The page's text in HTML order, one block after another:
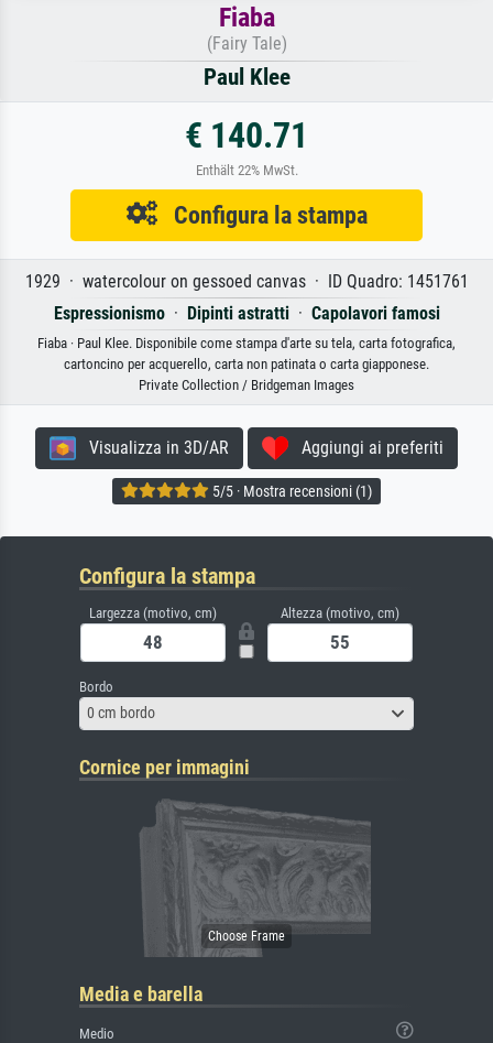
Fiaba
(Fairy Tale)
Paul Klee
€ 140.71
Enthält 22% MwSt.
Configura la stampa
1929 · watercolour on gessoed canvas · ID Quadro: 1451761
Espressionismo· Dipinti astratti· Capolavori famosi
Fiaba · Paul Klee. Disponibile come stampa d'arte su tela, carta fotografica,
cartoncino per acquerello, carta non patinata o carta giapponese.
Private Collection / Bridgeman Images
Visualizza in 3D/AR Aggiungi ai preferiti
5/5 · Mostra recensioni (1)
Configura la stampa
Largezza (motivo, cm) Altezza (motivo, cm)
Bordo
0 cm bordo
Cornice per immagini
Media e barella
Medio